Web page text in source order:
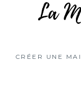
CRÉER UNE